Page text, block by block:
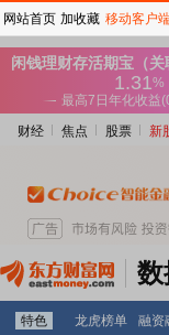
财经 焦点 股票 新
数
特色 龙虎榜单 融资
网站首页 加收藏 移动客户